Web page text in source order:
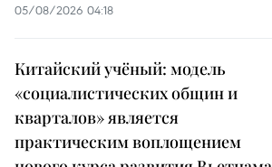
05/08/2026 04:18
Китайский учёный: модель
«социалистических общин и
кварталов» является
практическим воплощением